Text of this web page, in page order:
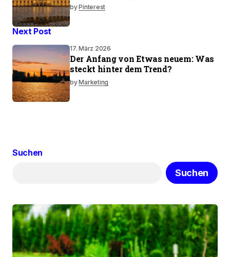
byPinterest
Next Post
17. März 2026
Der Anfang von Etwas neuem: Was
steckt hinter dem Trend?
byMarketing
Suchen
Suchen